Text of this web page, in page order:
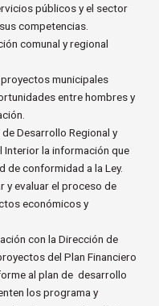
públicos y el sector
competencias.
comunal y regional
municipales
entre hombres y
Desarrollo Regional y
la información que
de conformidad a la Ley.
y evaluar el proceso de
económicos y
con la Dirección de
del Plan Financiero
al plan de desarrollo
los programa y